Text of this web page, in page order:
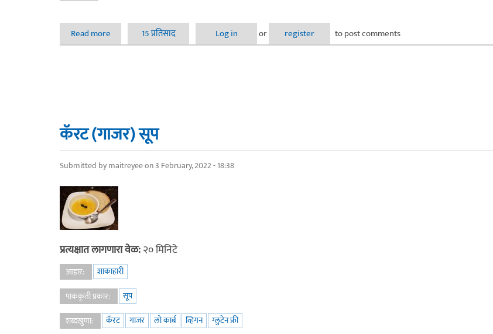
Read more about व्हेजिटेबल राईस नूडल सूप
15 प्रतिसाद Log in or register to post comments
कॅरट (गाजर) सूप
Submitted bymaitreyeeon 3 February, 2022 - 18:38
प्रत्यक्षात लागणारा वेळ:२० मिनिटे
आहार:
शाकाहारी
पाककृती प्रकार:
सूप
शब्दखुणा:
कॅरट गाजर लो कार्ब व्हिगन ग्लुटेन फ्री